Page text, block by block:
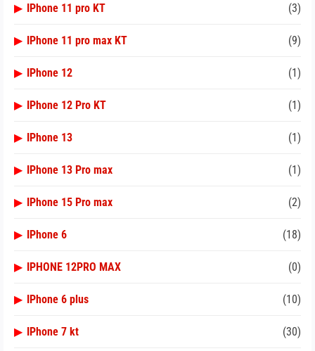
▶ IPhone 11 pro KT (3)
▶ IPhone 11 pro max KT (9)
▶ IPhone 12 (1)
▶ IPhone 12 Pro KT (1)
▶ IPhone 13 (1)
▶ IPhone 13 Pro max (1)
▶ IPhone 15 Pro max (2)
▶ IPhone 6 (18)
▶ IPHONE 12PRO MAX (0)
▶ IPhone 6 plus (10)
▶ IPhone 7 kt (30)